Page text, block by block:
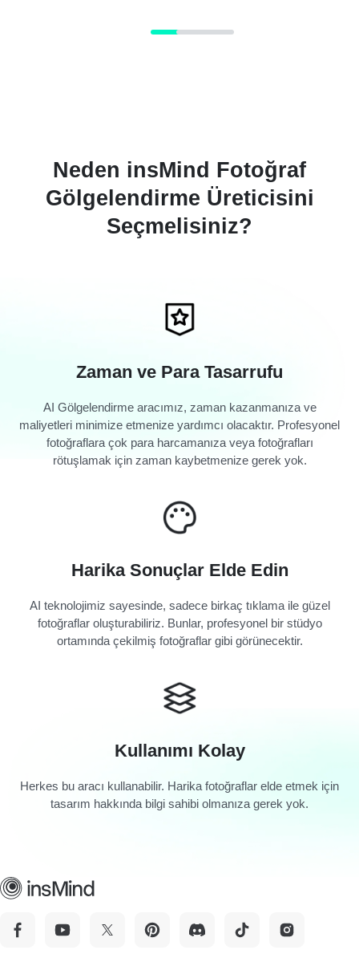
Neden insMind Fotoğraf
Gölgelendirme Üreticisini
Seçmelisiniz?
Zaman ve Para Tasarrufu
AI Gölgelendirme aracımız, zaman kazanmanıza ve
maliyetleri minimize etmenize yardımcı olacaktır. Profesyonel
fotoğraflara çok para harcamanıza veya fotoğrafları
rötuşlamak için zaman kaybetmenize gerek yok.
Harika Sonuçlar Elde Edin
AI teknolojimiz sayesinde, sadece birkaç tıklama ile güzel
fotoğraflar oluşturabiliriz. Bunlar, profesyonel bir stüdyo
ortamında çekilmiş fotoğraflar gibi görünecektir.
Kullanımı Kolay
Herkes bu aracı kullanabilir. Harika fotoğraflar elde etmek için
tasarım hakkında bilgi sahibi olmanıza gerek yok.